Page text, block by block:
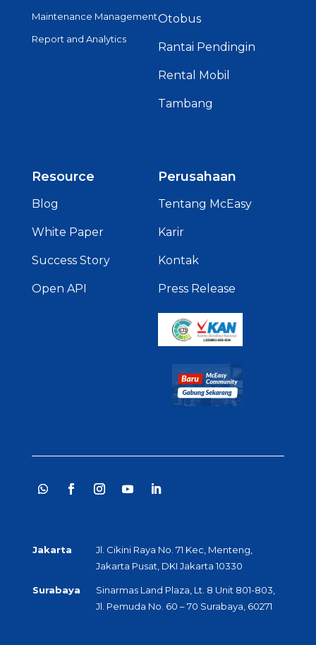
Maintenance Management
Report and Analytics
Otobus
Rantai Pendingin
Rental Mobil
Tambang
Resource
Blog
White Paper
Success Story
Open API
Perusahaan
Tentang McEasy
Karir
Kontak
Press Release
Jakarta
Jl. Cikini Raya No. 71 Kec, Menteng,
Jakarta Pusat, DKI Jakarta 10330
Surabaya
Sinarmas Land Plaza, Lt. 8 Unit 801-803,
Jl. Pemuda No. 60 – 70 Surabaya, 60271